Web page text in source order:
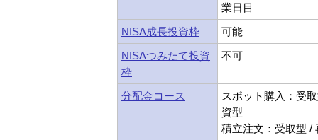
業日目
NISA成長投資枠
可能
NISAつみたて投資
枠
不可
分配金コース
スポット購入：受
資型
積立注文：受取型 /